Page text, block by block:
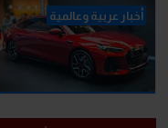
أخبار عربية وعالمية